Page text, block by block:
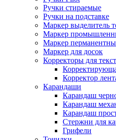
Ручки стираемые
Ручки на подставке
Маркер выделитель
Маркер
Маркер
Маркер для досок
Корректоры для
Корректор
Карандаши
Карандаш
Карандаш
Карандаш
Стержни для
Грифели